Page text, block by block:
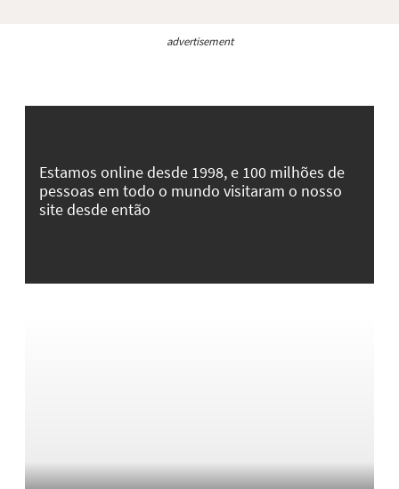
advertisement
Estamos online desde 1998, e 100 milhões de
pessoas em todo o mundo visitaram o nosso
site desde então